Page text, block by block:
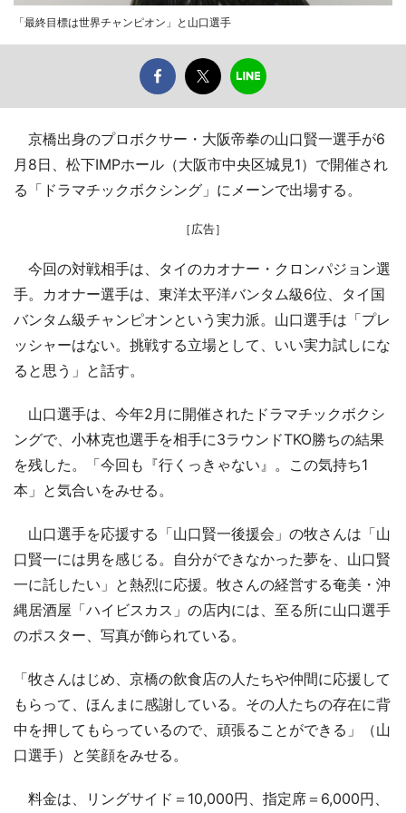
「最終目標は世界チャンピオン」と山口選手
京橋出身のプロボクサー・大阪帝拳の山口賢一選手が6
月8日、松下IMPホール（大阪市中央区城見1）で開催され
る「ドラマチックボクシング」にメーンで出場する。
［広告］
今回の対戦相手は、タイのカオナー・クロンパジョン選
手。カオナー選手は、東洋太平洋バンタム級6位、タイ国
バンタム級チャンピオンという実力派。山口選手は「プレ
ッシャーはない。挑戦する立場として、いい実力試しにな
ると思う」と話す。
山口選手は、今年2月に開催されたドラマチックボクシ
ングで、小林克也選手を相手に3ラウンドTKO勝ちの結果
を残した。「今回も『行くっきゃない』。この気持ち1
本」と気合いをみせる。
山口選手を応援する「山口賢一後援会」の牧さんは「山
口賢一には男を感じる。自分ができなかった夢を、山口賢
一に託したい」と熱烈に応援。牧さんの経営する奄美・沖
縄居酒屋「ハイビスカス」の店内には、至る所に山口選手
のポスター、写真が飾られている。
「牧さんはじめ、京橋の飲食店の人たちや仲間に応援して
もらって、ほんまに感謝している。その人たちの存在に背
中を押してもらっているので、頑張ることができる」（山
口選手）と笑顔をみせる。
料金は、リングサイド＝10,000円、指定席＝6,000円、